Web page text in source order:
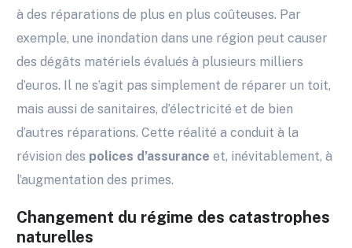
à des réparations de plus en plus coûteuses. Par
exemple, une inondation dans une région peut causer
des dégâts matériels évalués à plusieurs milliers
d’euros. Il ne s’agit pas simplement de réparer un toit,
mais aussi de sanitaires, d’électricité et de bien
d’autres réparations. Cette réalité a conduit à la
révision des polices d’assurance et, inévitablement, à
l’augmentation des primes.
Changement du régime des catastrophes
naturelles